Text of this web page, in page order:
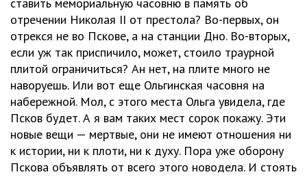
отречении Николая II от престола? Во-первых, он
отрекся не во Пскове, а на станции Дно. Во-вторых,
если уж так приспичило, может, стоило траурной
плитой ограничиться? Ан нет, на плите много не
наворуешь. Или вот еще Ольгинская часовня на
набережной. Мол, с этого места Ольга увидела, где
Псков будет. А я вам таких мест сорок покажу. Эти
новые вещи — мертвые, они не имеют отношения ни
к истории, ни к плоти, ни к духу. Пора уже оборону
Пскова объявлять от всего этого новодела. И стоять